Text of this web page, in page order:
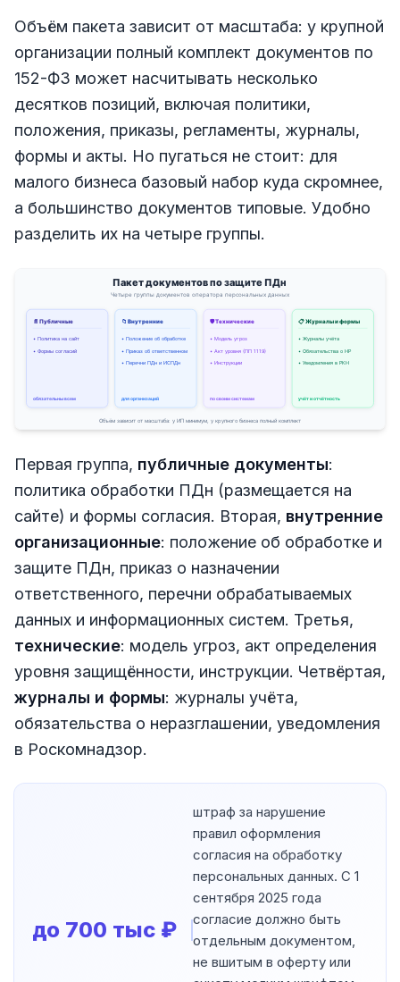
Объём пакета зависит от масштаба: у крупной
организации полный комплект документов по
152-ФЗ может насчитывать несколько
десятков позиций, включая политики,
положения, приказы, регламенты, журналы,
формы и акты. Но пугаться не стоит: для
малого бизнеса базовый набор куда скромнее,
а большинство документов типовые. Удобно
разделить их на четыре группы.
Первая группа, публичные документы:
политика обработки ПДн (размещается на
сайте) и формы согласия. Вторая, внутренние
организационные: положение об обработке и
защите ПДн, приказ о назначении
ответственного, перечни обрабатываемых
данных и информационных систем. Третья,
технические: модель угроз, акт определения
уровня защищённости, инструкции. Четвёртая,
журналы и формы: журналы учёта,
обязательства о неразглашении, уведомления
в Роскомнадзор.
до 700 тыс ₽
штраф за нарушение
правил оформления
согласия на обработку
персональных данных. С 1
сентября 2025 года
согласие должно быть
отдельным документом,
не вшитым в оферту или